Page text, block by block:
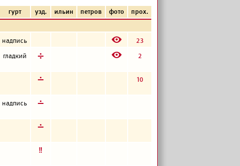
гурт узд. ильин петров фото
прох.
надпись E 23
гладкий д E 2
г 10
надпись г
г
е